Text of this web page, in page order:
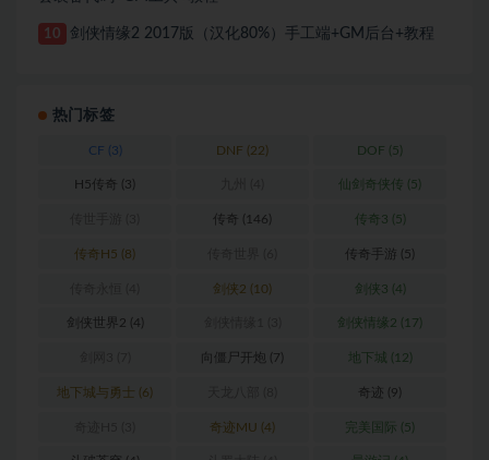
10 剑侠情缘2 2017版（汉化80%）手工端+GM后台+教程
热门标签
CF (3) DNF (22) DOF (5)
H5传奇 (3) 仙剑奇侠传 (5)
传奇 (146) 传奇3 (5)
传奇H5 (8) 传奇手游 (5)
剑侠2 (10) 剑侠3 (4)
剑侠世界2 (4) 剑侠情缘2 (17)
向僵尸开炮 (7) 地下城 (12)
地下城与勇士 (6) 奇迹 (9)
奇迹MU (4) 完美国际 (5)